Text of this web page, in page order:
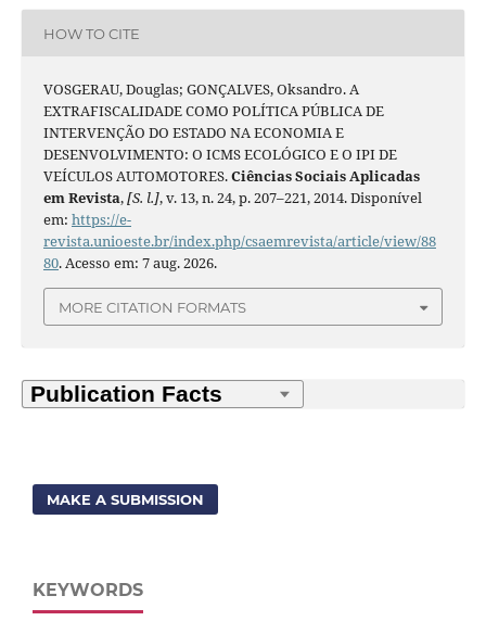
HOW TO CITE
VOSGERAU, Douglas; GONÇALVES, Oksandro. A
EXTRAFISCALIDADE COMO POLÍTICA PÚBLICA DE
INTERVENÇÃO DO ESTADO NA ECONOMIA E
DESENVOLVIMENTO: O ICMS ECOLÓGICO E O IPI DE
VEÍCULOS AUTOMOTORES.Ciências Sociais Aplicadas
em Revista,[S. l.], v. 13, n. 24, p. 207–221, 2014. Disponível
em: https://e-
revista.unioeste.br/index.php/csaemrevista/article/view/88
80. Acesso em: 7 aug. 2026.
MORE CITATION FORMATS
MAKE A SUBMISSION
KEYWORDS